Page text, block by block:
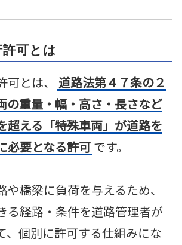
可とは
とは、
道路法第４７条の２
の重量・幅・高さ・長さなど
超える「特殊車両」が道路を
必要となる許可 です。
や橋梁に負荷を与えるため、
る経路・条件を道路管理者が
、個別に許可する仕組みにな